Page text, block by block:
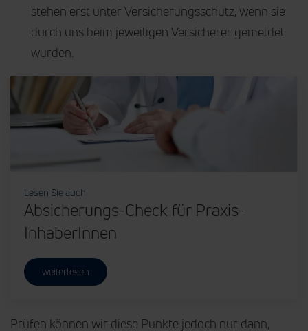
stehen erst unter Versicherungsschutz, wenn sie
durch uns beim jeweiligen Versicherer gemeldet
wurden.
Lesen Sie auch
Absicherungs-Check für Praxis-
InhaberInnen
weiterlesen
Prüfen können wir diese Punkte jedoch nur dann,